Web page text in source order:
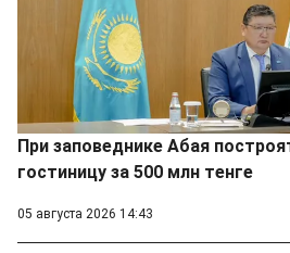
При заповеднике Абая
гостиницу за 500 млн тенге
05 августа 2026 14:43